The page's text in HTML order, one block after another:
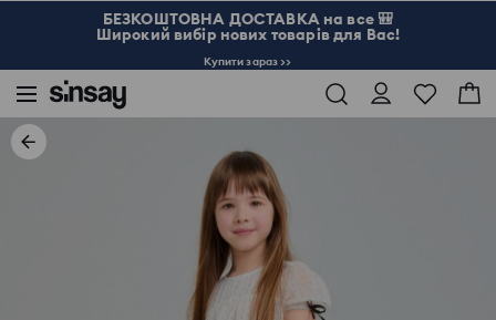
БЕЗКОШТОВНА ДОСТАВКА на все 🎒
Широкий вибір нових товарів для Вас!
Купити зараз >>